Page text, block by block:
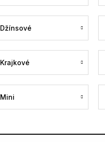
Džínsové
Krajkové
Mini